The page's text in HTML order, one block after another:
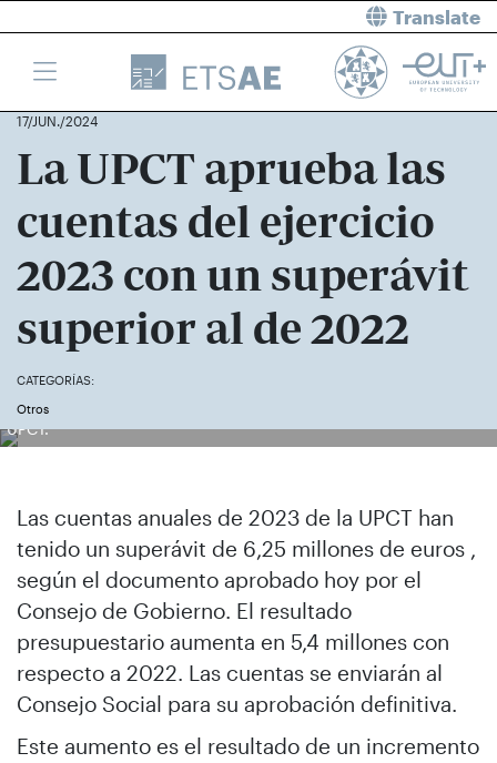
Translate
17/JUN./2024
La UPCT aprueba las
cuentas del ejercicio
2023 con un superávit
superior al de 2022
CATEGORÍAS:
Otros
Imagen del Consejo de Gobierno, celebrado este lunes en la
UPCT.
Las cuentas anuales de 2023 de la UPCT han
tenido un superávit de 6,25 millones de euros ,
según el documento aprobado hoy por el
Consejo de Gobierno. El resultado
presupuestario aumenta en 5,4 millones con
respecto a 2022. Las cuentas se enviarán al
Consejo Social para su aprobación definitiva.
Este aumento es el resultado de un incremento